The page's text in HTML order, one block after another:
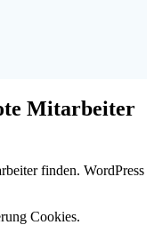
Mitarbeiter
finden. WordPress
Cookies.